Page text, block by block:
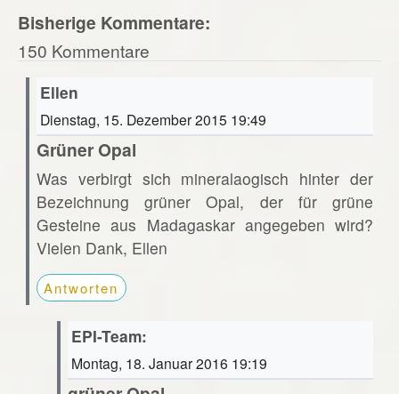
Bisherige Kommentare:
150 Kommentare
Ellen
Dienstag, 15. Dezember 2015 19:49
Grüner Opal
Was verbirgt sich mineralaogisch hinter der
Bezeichnung grüner Opal, der für grüne
Gesteine aus Madagaskar angegeben wird?
Vielen Dank, Ellen
Antworten
EPI-Team:
Montag, 18. Januar 2016 19:19